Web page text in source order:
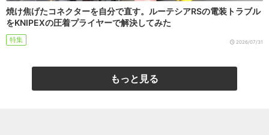
焼け焦げたコネクターを自分で直す。ルーテシアRSの電装トラブル
をKNIPEXの圧着プライヤーで解決してみた
特集 2026/07/31
もっと見る